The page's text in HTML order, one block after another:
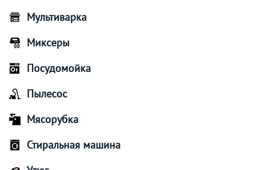
Мультиварка
Миксеры
Посудомойка
Пылесос
Мясорубка
Стиральная машина